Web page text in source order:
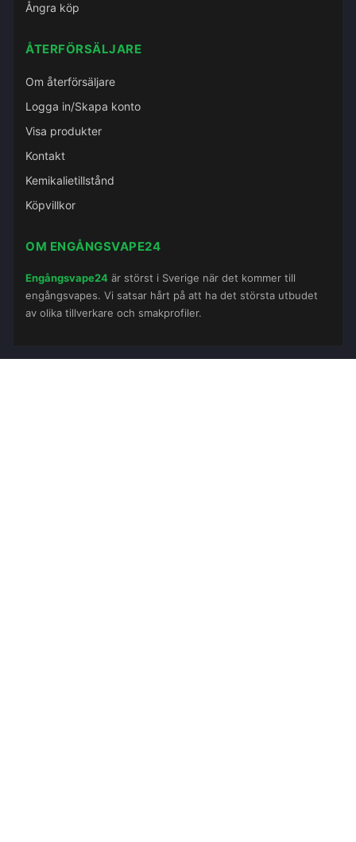
Ångra köp
ÅTERFÖRSÄLJARE
Om återförsäljare
Logga in/Skapa konto
Visa produkter
Kontakt
Kemikalietillstånd
Köpvillkor
OM ENGÅNGSVAPE24
Engångsvape24 är störst i Sverige när det kommer till
engångsvapes. Vi satsar hårt på att ha det största utbudet
av olika tillverkare och smakprofiler.